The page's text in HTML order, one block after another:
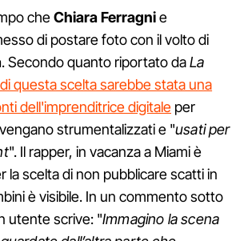
cheChiara Ferragnie
di postare foto con il volto di
. Secondo quanto riportato daLa
questa scelta sarebbe stata una
dell'imprenditrice digitale per
strumentalizzati e "usati per
". Il rapper, in vacanza a Miami è
la scelta di non pubblicare scatti in
è visibile. In un commento sotto
utente scrive: "Immagino la scena